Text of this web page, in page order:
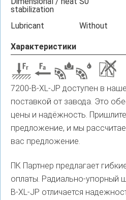
stabilization
Lubricant
Without
Характеристики
7200-B-XL-JP доступен в
поставкой от завода. Это
цены и надёжность.
предложение, и мы
вас предложение.
ПК Партнер предлагает
оплаты. Радиально-упорный
B-XL-JP отличается